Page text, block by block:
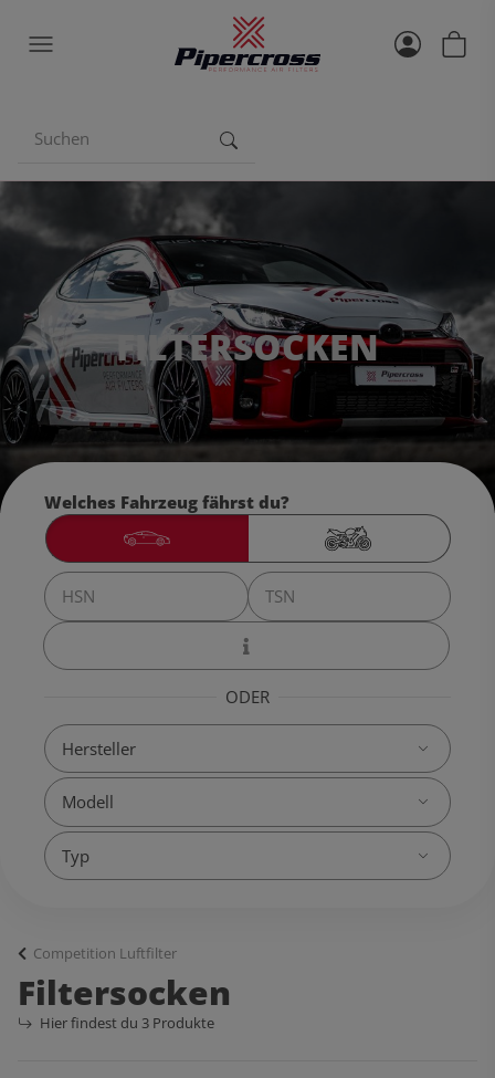
FILTERSOCKEN
Welches Fahrzeug fährst du?
ODER
Competition Luftfilter
Filtersocken
Hier findest du 3 Produkte